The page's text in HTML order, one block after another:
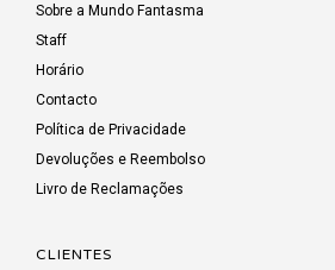
Sobre a Mundo Fantasma
Staff
Horário
Contacto
Política de Privacidade
Devoluções e Reembolso
Livro de Reclamações
CLIENTES